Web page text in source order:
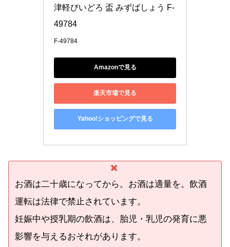
津軽びいどろ 盃 みずばしょう F-
49784
F-49784
Amazonで見る
楽天市場で見る
Yahoo!ショッピングで見る
お酒は二十歳になってから。お酒は適量を。飲酒
運転は法律で禁止されています。
妊娠中や授乳期の飲酒は、胎児・乳児の発育に悪
影響を与えるおそれがあります。